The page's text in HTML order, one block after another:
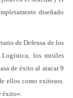
diseñado
de Defensa de los
Logística, los misiles
de éxito al atacar 9
ellos como exitosos.
éxito».